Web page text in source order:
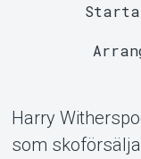
Harry
som